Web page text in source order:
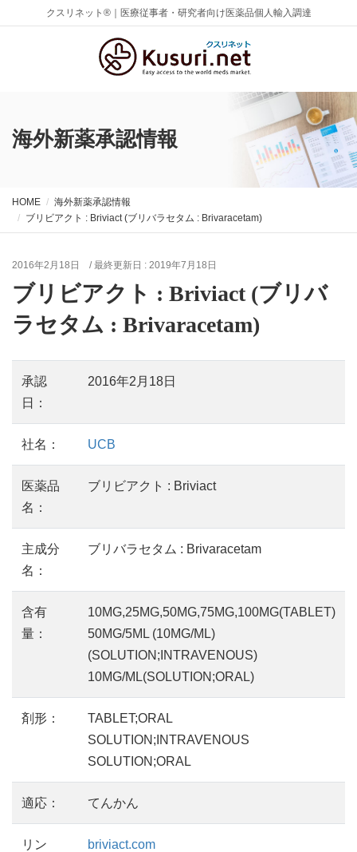
クスリネット®｜医療従事者・研究者向け医薬品個人輸入調達
海外新薬承認情報
HOME
海外新薬承認情報
ブリビアクト : Briviact (ブリバラセタム : Brivaracetam)
2016年2月18日 / 最終更新日 : 2019年7月18日
ブリビアクト : Briviact (ブリバ
ラセタム : Brivaracetam)
承認
日：
2016年2月18日
社名： UCB
医薬品
名：
ブリビアクト : Briviact
主成分
名：
ブリバラセタム : Brivaracetam
含有
量：
10MG,25MG,50MG,75MG,100MG(TABLET)
50MG/5ML (10MG/ML)
(SOLUTION;INTRAVENOUS)
10MG/ML(SOLUTION;ORAL)
剤形：
TABLET;ORAL
SOLUTION;INTRAVENOUS
SOLUTION;ORAL
適応： てんかん
リン
briviact.com